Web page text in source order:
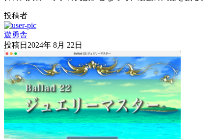
投稿者
遊勇舎
投稿日 2024年 8月 22日